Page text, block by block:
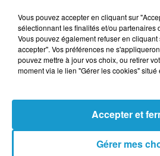
7h57
7h57 7h49
7h49
Vous pouvez accepter en cliquant sur
sélectionnant les finalités et/ou partenaires
Vous pouvez également refuser en
accepter". Vos préférences ne
pouvez mettre à jour vos choix, ou retirer
moment via le lien "Gérer les cookies"
Gérer mes
Accepter et